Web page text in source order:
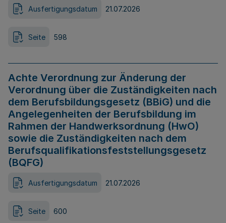
Ausfertigungsdatum 21.07.2026
Seite 598
Achte Verordnung zur Änderung der
Verordnung über die Zuständigkeiten nach
dem Berufsbildungsgesetz (BBiG) und die
Angelegenheiten der Berufsbildung im
Rahmen der Handwerksordnung (HwO)
sowie die Zuständigkeiten nach dem
Berufsqualifikationsfeststellungsgesetz
(BQFG)
Ausfertigungsdatum 21.07.2026
Seite 600